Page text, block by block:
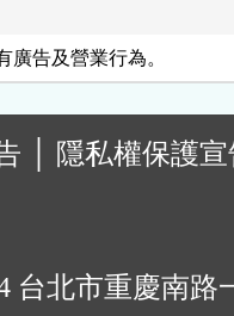
廣告及營業行為。
隱私權保護
台北市重慶南路